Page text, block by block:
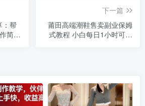
：帮
简单
下一篇
莆田高端潮鞋售卖副业保姆
式教程 小白每日1小时可月